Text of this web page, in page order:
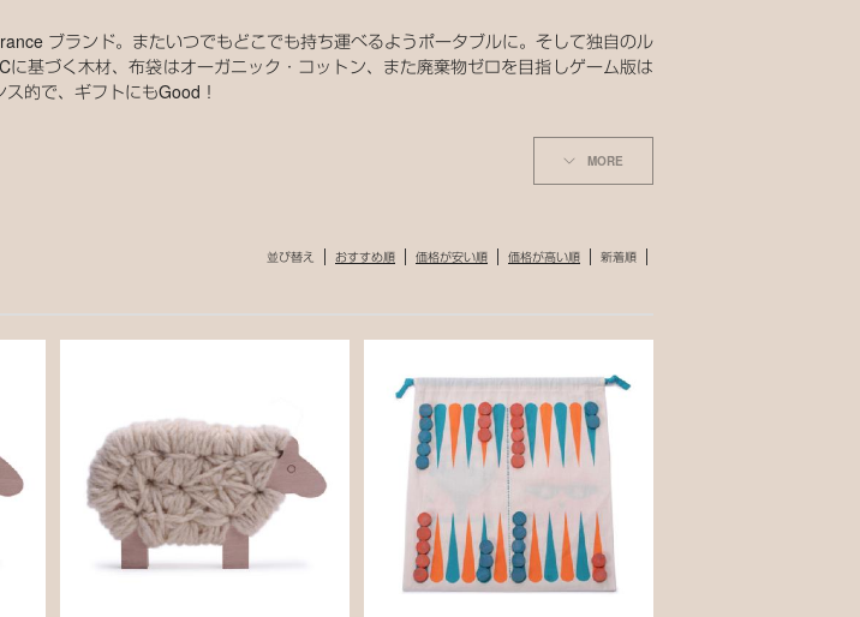
ブランド。またいつでもどこでも持ち運べるようポータブルに。そして独自のル
基づく木材、布袋はオーガニック・コットン、また廃棄物ゼロを目指しゲーム版は
的で、ギフトにもGood！
MORE
並び替え おすすめ順 価格が安い順 価格が高い順 新着順